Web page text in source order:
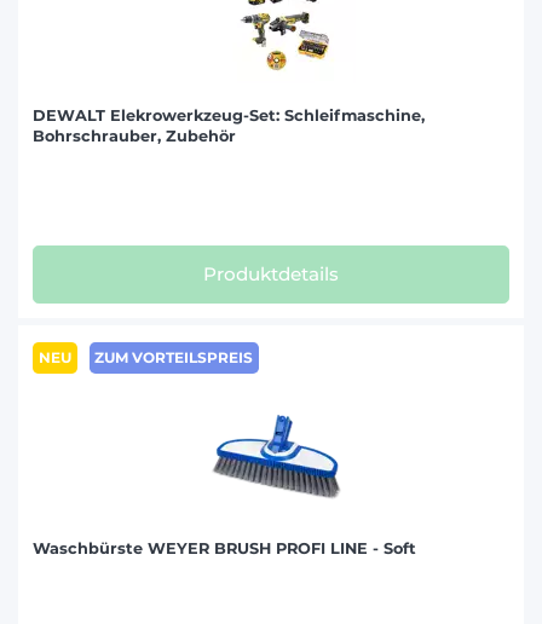
DEWALT Elekrowerkzeug-Set: Schleifmaschine,
Bohrschrauber, Zubehör
Produktdetails
NEU ZUM VORTEILSPREIS
Waschbürste WEYER BRUSH PROFI LINE - Soft